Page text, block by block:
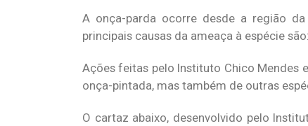
A onça-parda ocorre desde a região
principais causas da ameaça à espécie
Ações feitas pelo Instituto Chico Mendes
onça-pintada, mas também de outras
O cartaz abaixo, desenvolvido pelo